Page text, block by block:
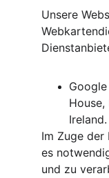
Unsere
Im Zuge
es
und zu